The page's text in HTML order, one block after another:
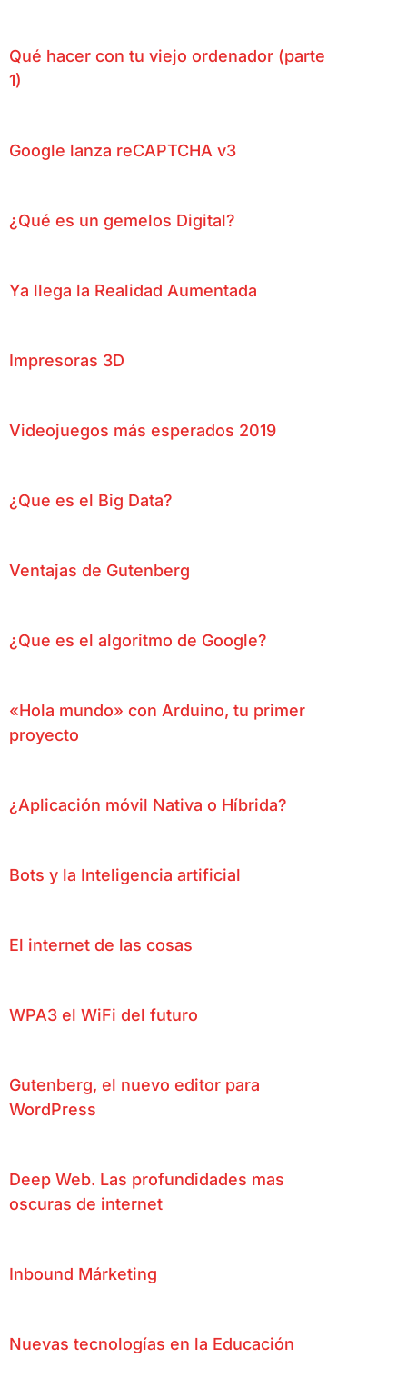
Qué hacer con tu viejo ordenador (parte
1)
Google lanza reCAPTCHA v3
¿Qué es un gemelos Digital?
Ya llega la Realidad Aumentada
Impresoras 3D
Videojuegos más esperados 2019
¿Que es el Big Data?
Ventajas de Gutenberg
¿Que es el algoritmo de Google?
«Hola mundo» con Arduino, tu primer
proyecto
¿Aplicación móvil Nativa o Híbrida?
Bots y la Inteligencia artificial
El internet de las cosas
WPA3 el WiFi del futuro
Gutenberg, el nuevo editor para
WordPress
Deep Web. Las profundidades mas
oscuras de internet
Inbound Márketing
Nuevas tecnologías en la Educación